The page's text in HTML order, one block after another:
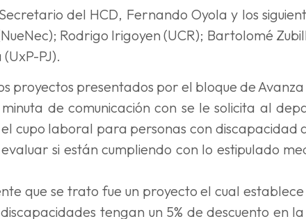
del HCD, Fernando Oyola y los
Rodrigo Irigoyen (UCR); Bartolomé
PJ).
proyectos presentados por el bloque de
de comunicación con se le solicita al
cupo laboral para personas con discapacidad
si están cumpliendo con lo estipulado
que se trato fue un proyecto el cual
tengan un 5% de descuento en